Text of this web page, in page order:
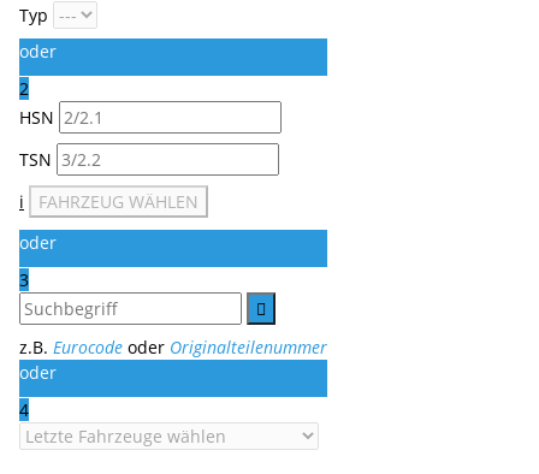
Typ
oder
2
HSN
TSN
i
FAHRZEUG WÄHLEN
oder
3
z.B. Eurocode oder Originalteilenummer
oder
4